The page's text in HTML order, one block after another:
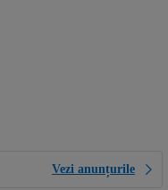
Vezi anunțurile